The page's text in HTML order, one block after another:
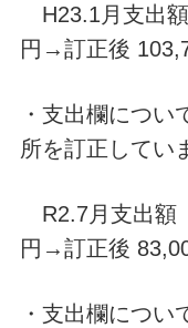
H23.1月支出
円→訂正後
・支出欄につい
所を訂正してい
R2.7月支出額
円→訂正後
・支出欄につい